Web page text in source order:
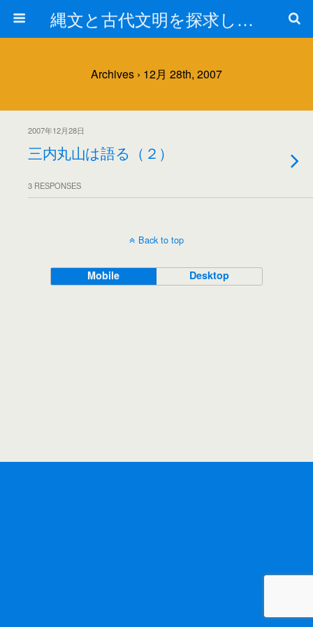
縄文と古代文明を探求しよう！
Archives › 12月 28th, 2007
2007年12月28日
三内丸山は語る（２）
3 RESPONSES
Back to top
Mobile Desktop